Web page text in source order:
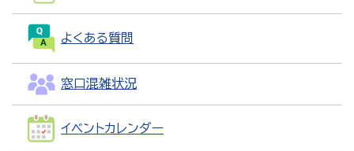
よくある質問
窓口混雑状況
イベントカレンダー